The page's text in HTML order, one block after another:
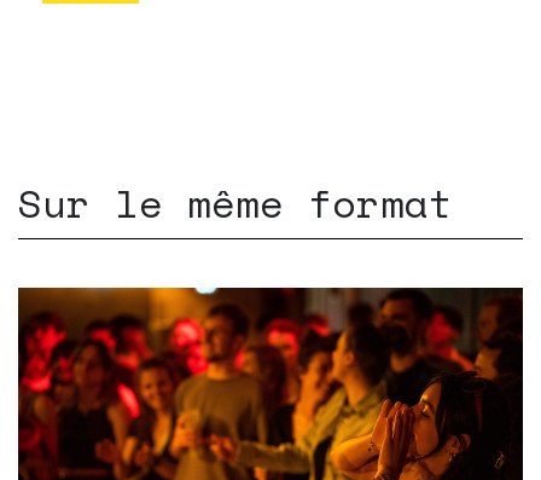
Sur le même format